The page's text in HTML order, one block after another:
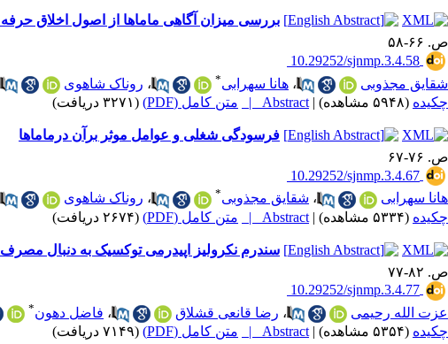
بررسی میزان آگاهی ماماها از اصول اخلاق
ص. ۶۶-۵۸
‎ 10.29252/sjnmp.3.4.58
شقایق مجذوبی
، هانا سهرابی* ، روناک شاهوی
چکیده (۵۹۴۸ مشاهده) |
Abstract | متن کامل (PDF) (۳۲۷۱ دریافت)
فرسودگی شغلی و عوامل موثر برآن درماماها
ص. ۷۶-۶۷
‎ 10.29252/sjnmp.3.4.67
هانا سهرابی
، شقایق مجذوبی* ، روناک شاهوی
چکیده (۵۳۳۴ مشاهده) |
Abstract | متن کامل (PDF) (۲۶۷۴ دریافت)
سندرم نکرولیز اپیدرمی توکسیک به دنبال
ص. ۸۲-۷۷
‎ 10.29252/sjnmp.3.4.77
عزت الله رحیمی
، رضا قانعی قشلاق ، فاضل دهون*
چکیده (۵۳۵۴ مشاهده) |
Abstract | متن کامل (PDF) (۷۱۴۹ دریافت)